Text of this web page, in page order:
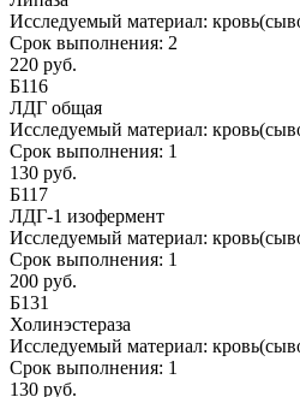
Исследуемый материал:
Срок выполнения: 2
220 руб.
Б116
ЛДГ общая
Исследуемый материал:
Срок выполнения: 1
130 руб.
Б117
ЛДГ-1 изофермент
Исследуемый материал:
Срок выполнения: 1
200 руб.
Б131
Холинэстераза
Исследуемый материал:
Срок выполнения: 1
130 руб.